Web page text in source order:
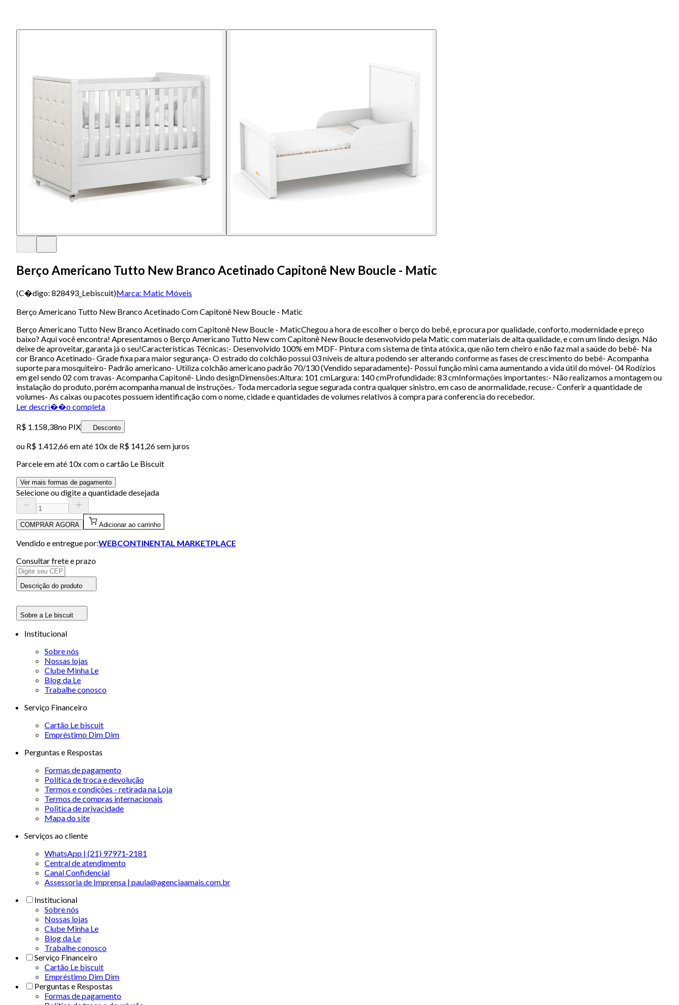
Berço Americano Tutto New Branco Acetinado Capitonê New Boucle - Matic
(C�digo: 828493_Lebiscuit)Marca: Matic Móveis
Berço Americano Tutto New Branco Acetinado Com Capitonê New Boucle - Matic
Berço Americano Tutto New Branco Acetinado com Capitonê New Boucle - MaticChegou a hora de escolher o berço do bebê, e procura por qualidade, conforto, modernidade e preço
baixo? Aqui você encontra! Apresentamos o Berço Americano Tutto New com Capitonê New Boucle desenvolvido pela Matic com materiais de alta qualidade, e com um lindo design. Não
deixe de aproveitar, garanta já o seu!Características Técnicas:- Desenvolvido 100% em MDF- Pintura com sistema de tinta atóxica, que não tem cheiro e não faz mal a saúde do bebê- Na
cor Branco Acetinado- Grade fixa para maior segurança- O estrado do colchão possui 03 níveis de altura podendo ser alterando conforme as fases de crescimento do bebê- Acompanha
suporte para mosquiteiro- Padrão americano- Utiliza colchão americano padrão 70/130 (Vendido separadamente)- Possui função mini cama aumentando a vida útil do móvel- 04 Rodízios
em gel sendo 02 com travas- Acompanha Capitonê- Lindo designDimensões:Altura: 101 cmLargura: 140 cmProfundidade: 83 cmInformações importantes:- Não realizamos a montagem ou
instalação do produto, porém acompanha manual de instruções.- Toda mercadoria segue segurada contra qualquer sinistro, em caso de anormalidade, recuse.- Conferir a quantidade de
volumes- As caixas ou pacotes possuem identificação com o nome, cidade e quantidades de volumes relativos à compra para conferencia do recebedor.
Ler descri��o completa
R$ 1.158,38no PIX Desconto
ou R$ 1.412,66em até 10x de R$ 141,26 sem juros
Parcele em até 10x com o cartão Le Biscuit
Ver mais formas de pagamento
Selecione ou digite a quantidade desejada
COMPRAR AGORA Adicionar ao carrinho
Vendido e entregue por:WEBCONTINENTAL MARKETPLACE
Consultar frete e prazo
Descrição do produto
Sobre a Le biscuit
Institucional
Sobre nós
Nossas lojas
Clube Minha Le
Blog da Le
Trabalhe conosco
Serviço Financeiro
Cartão Le biscuit
Empréstimo Dim Dim
Perguntas e Respostas
Formas de pagamento
Política de troca e devolução
Termos e condições - retirada na Loja
Termos de compras internacionais
Politica de privacidade
Mapa do site
Serviços ao cliente
WhatsApp | (21) 97971-2181
Central de atendimento
Canal Confidencial
Assessoria de Imprensa | paula@agenciaamais.com.br
Institucional
Sobre nós
Nossas lojas
Clube Minha Le
Blog da Le
Trabalhe conosco
Serviço Financeiro
Cartão Le biscuit
Empréstimo Dim Dim
Perguntas e Respostas
Formas de pagamento